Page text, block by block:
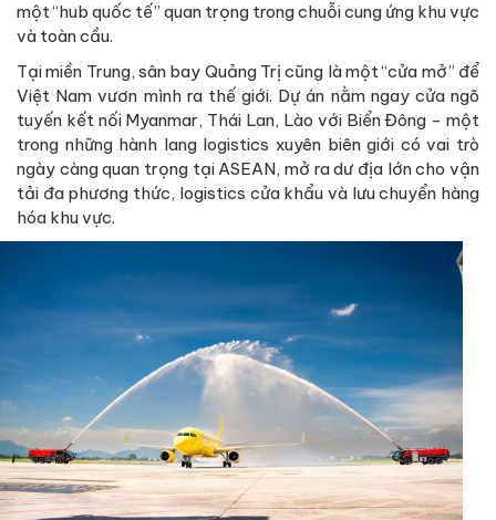
một “hub quốc tế” quan trọng trong chuỗi cung ứng khu vực
và toàn cầu.
Tại miền Trung, sân bay Quảng Trị cũng là một “cửa mở” để
Việt Nam vươn mình ra thế giới. Dự án nằm ngay cửa ngõ
tuyến kết nối Myanmar, Thái Lan, Lào với Biển Đông - một
trong những hành lang logistics xuyên biên giới có vai trò
ngày càng quan trọng tại ASEAN, mở ra dư địa lớn cho vận
tải đa phương thức, logistics cửa khẩu và lưu chuyển hàng
hóa khu vực.